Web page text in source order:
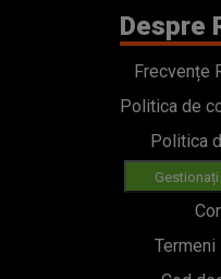
Despre
Frecvențe
Politica de
Politica